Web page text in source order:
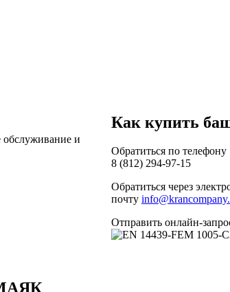
обслуживание и
Как купить
Обратиться по телефону
8 (812) 294-97-15
Обратиться через
почту
Отправить онлайн-
МАЯК